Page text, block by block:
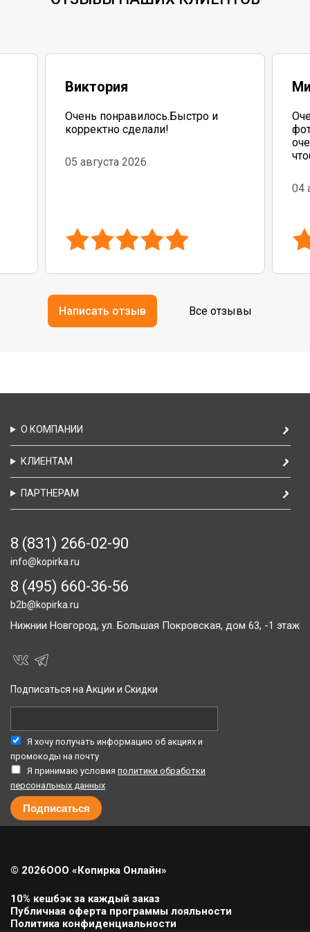
Виктория
Очень понравилось.Быстро и
корректно сделали!
05 августа 2026
04
Написать отзыв Все отзывы
О КОМПАНИИ
КЛИЕНТАМ
ПАРТНЕРАМ
8 (831) 266-02-90
info@kopirka.ru
8 (495) 660-36-56
b2b@kopirka.ru
Нижнии Новгород, ул. Большая Покровская, дом 63, -1 этаж
Подписаться на Акции и Скидки
Я хочу получать информацию об акциях и
промокоды на почту
Я принимаю условия политики обработки
персональных данных
© 2026ООО «Копирка Онлайн»
10% кешбэк за каждый заказ
Публичная оферта программы лояльности
Политика конфиденциальности